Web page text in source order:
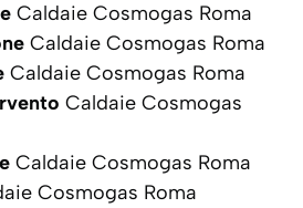
Caldaie Cosmogas Roma
Caldaie Cosmogas Roma
Caldaie Cosmogas Roma
Caldaie Cosmogas
Caldaie Cosmogas Roma
Cosmogas Roma